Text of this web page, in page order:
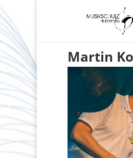
Martin